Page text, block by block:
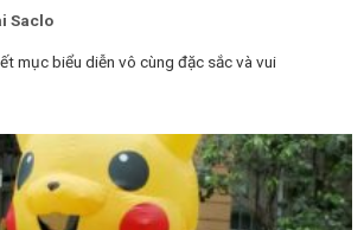
Saclo
mục biểu diễn vô cùng đặc sắc và vui